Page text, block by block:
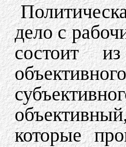
дело с
состоит
которые